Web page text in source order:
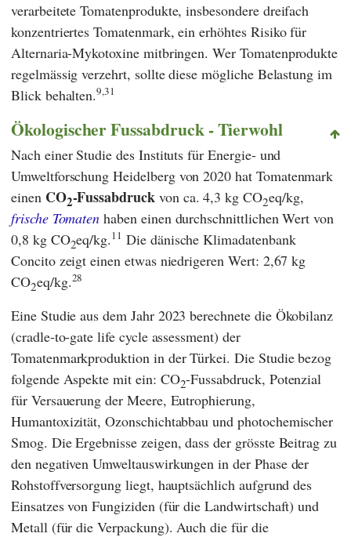
verarbeitete Tomatenprodukte, insbesondere dreifach
konzentriertes Tomatenmark, ein erhöhtes Risiko für
Alternaria-Mykotoxine mitbringen. Wer Tomatenprodukte
regelmässig verzehrt, sollte diese mögliche Belastung im
Blick behalten.9,31
Ökologischer Fussabdruck - Tierwohl
Nach einer Studie des Instituts für Energie- und
Umweltforschung Heidelbergvon 2020 hat Tomatenmark
einen CO2-Fussabdruck von ca. 4,3 kg CO2eq/kg,
frische Tomaten haben einen durchschnittlichen Wert von
0,8 kg CO2eq/kg.11 Die dänische Klimadatenbank
Concito zeigt einen etwas niedrigeren Wert: 2,67 kg
CO2eq/kg.28
Eine Studie aus dem Jahr 2023 berechnete die Ökobilanz
(cradle-to-gate life cycle assessment) der
Tomatenmarkproduktion in der Türkei. Die Studie bezog
folgende Aspekte mit ein: CO2-Fussabdruck, Potenzial
für Versauerung der Meere, Eutrophierung,
Humantoxizität, Ozonschichtabbau und photochemischer
Smog. Die Ergebnisse zeigen, dass der grösste Beitrag zu
den negativen Umweltauswirkungen in der Phase der
Rohstoffversorgung liegt, hauptsächlich aufgrund des
Einsatzes von Fungiziden (für die Landwirtschaft) und
Metall (für die Verpackung). Auch die für die